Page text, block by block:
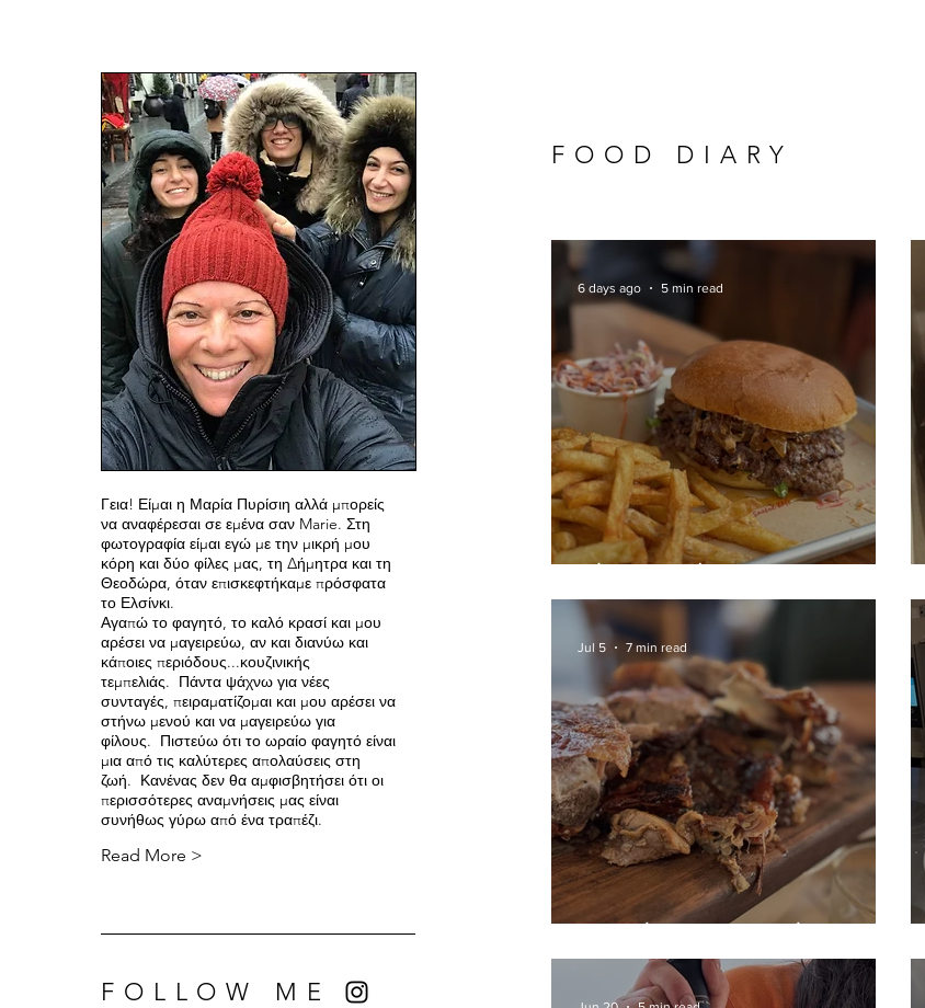
ABOUT ME
Γεια! Είμαι η Μαρία Πυρίσιη αλλά μπορείς
να αναφέρεσαι σε εμένα σαν Marie. Στη
φωτογραφία είμαι εγώ με την μικρή μου
κόρη και δύο φίλες μας, τη Δήμητρα και τη
Θεοδώρα, όταν επισκεφτήκαμε πρόσφατα
το Ελσίνκι.
Αγαπώ το φαγητό, το καλό κρασί και μου
αρέσει να μαγειρεύω, αν και διανύω και
κάποιες περιόδους...κουζινικής
τεμπελιάς. Πάντα ψάχνω για νέες
συνταγές, πειραματίζομαι και μου αρέσει να
στήνω μενού και να μαγειρεύω για
φίλους. Πιστεύω ότι το ωραίο φαγητό είναι
μια από τις καλύτερες απολαύσεις στη
ζωή. Κανένας δεν θα αμφισβητήσει ότι οι
περισσότερες αναμνήσεις μας είναι
συνήθως γύρω από ένα τραπέζι.
Read More >
FOLLOW ME
FOOD DIARY
6 days ago 5 min read
Jul 5 7 min read